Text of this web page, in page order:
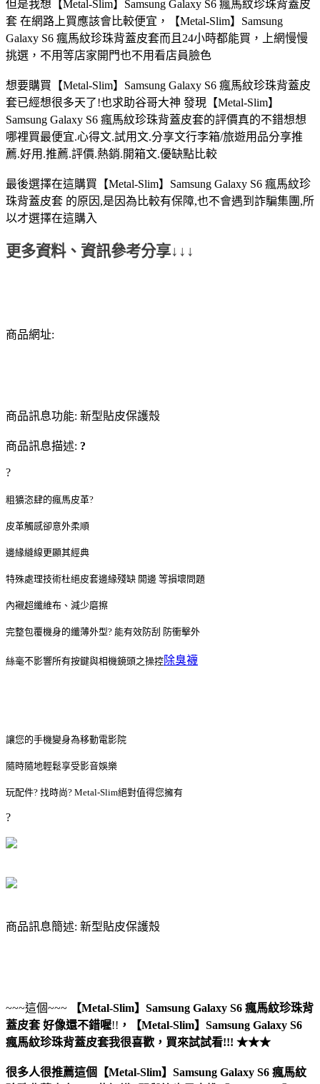
但是我想【Metal-Slim】Samsung Galaxy S6 瘋馬紋珍珠背蓋皮
套 在網路上買應該會比較便宜，【Metal-Slim】Samsung
Galaxy S6 瘋馬紋珍珠背蓋皮套而且24小時都能買，上網慢慢
挑選，不用等店家開門也不用看店員臉色
想要購買【Metal-Slim】Samsung Galaxy S6 瘋馬紋珍珠背蓋皮
套已經想很多天了!也求助谷哥大神 發現【Metal-Slim】
Samsung Galaxy S6 瘋馬紋珍珠背蓋皮套的評價真的不錯想想
哪裡買最便宜.心得文.試用文.分享文行李箱/旅遊用品分享推
薦.好用.推薦.評價.熱銷.開箱文.優缺點比較
最後選擇在這購買【Metal-Slim】Samsung Galaxy S6 瘋馬紋珍
珠背蓋皮套 的原因,是因為比較有保障,也不會遇到詐騙集團,所
以才選擇在這購入
更多資料、資訊參考分享↓↓↓
商品網址:
商品訊息功能: 新型貼皮保護殼
商品訊息描述: ?
?
粗獷恣肆的瘋馬皮革?
皮革觸感卻意外柔順
邊緣縫線更顯其經典
特殊處理技術杜絕皮套邊緣殘缺 開邊 等損壞問題
內襯超纖維布、減少磨擦
完整包覆機身的纖薄外型? 能有效防刮 防衝擊外
絲毫不影響所有按鍵與相機鏡頭之操控除臭襪
讓您的手機變身為移動電影院
隨時隨地輕鬆享受影音娛樂
玩配件? 找時尚? Metal-Slim絕對值得您擁有
?
商品訊息簡述: 新型貼皮保護殼
~~~這個~~~
【Metal-Slim】Samsung Galaxy S6 瘋馬紋珍珠背
蓋皮套好像還不錯喔!! ，
【Metal-Slim】Samsung Galaxy S6
瘋馬紋珍珠背蓋皮套我很喜歡，買來試試看!!! ★★★
很多人很推薦這個【Metal-Slim】Samsung Galaxy S6 瘋馬紋